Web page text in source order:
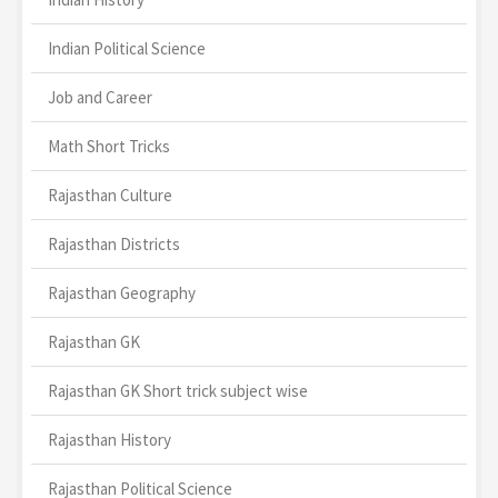
Indian Political Science
Job and Career
Math Short Tricks
Rajasthan Culture
Rajasthan Districts
Rajasthan Geography
Rajasthan GK
Rajasthan GK Short trick subject wise
Rajasthan History
Rajasthan Political Science